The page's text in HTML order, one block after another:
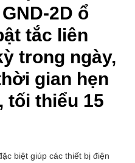
2D ổ
tắc liên
trong ngày,
gian hẹn
tối thiểu 15
biệt giúp các thiết bị điện